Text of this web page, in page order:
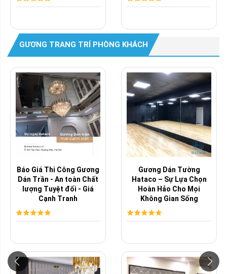
GƯƠNG TRANG TRÍ PHÒNG KHÁCH
Báo Giá Thi Công Gương
Dán Trần - An toàn Chất
lượng Tuyệt đối - Giá
Cạnh Tranh
Gương Dán Tường
Hataco – Sự Lựa Chọn
Hoàn Hảo Cho Mọi
Không Gian Sống